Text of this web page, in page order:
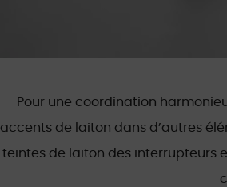
Pour une coordination
accents de laiton dans d’autres
teintes de laiton des interrupteurs